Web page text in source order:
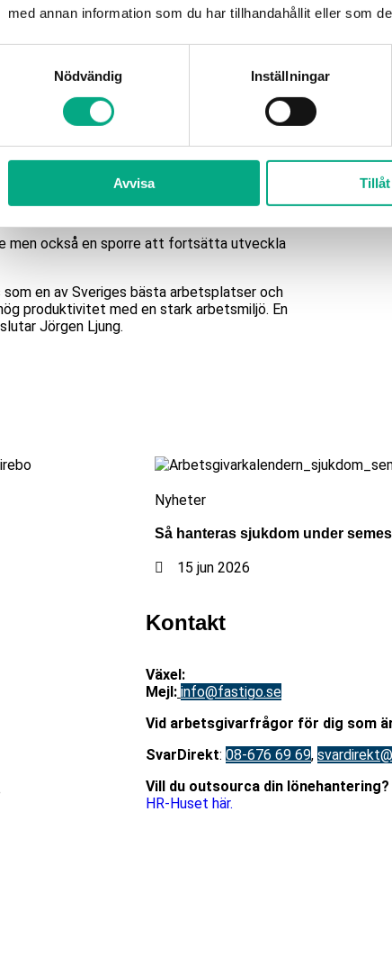
med annan information som du har tillhandahållit eller som
Nödvändig
Inställningar
Avvisa
är inte bara en väg till minskad
är också en långsiktig investering i både
Petra Venebrand.
när chefer och medarbetare tillsammans
lopp, friskvårdsaktiviteter och
Victoria
glada LKF:are,
Flygare som
men också en sporre att fortsätta utveckla
en av Sveriges bästa arbetsplatser och
produktivitet med en stark arbetsmiljö. En
Jörgen Ljung.
Nyheter
Så hanteras sjukdom under
15 jun 2026
Kontakt
Växel:
Mejl: info@fastigo.se
Vid arbetsgivarfrågor för dig som
SvarDirekt: 08-676 69 69,
Vill du outsourca din lönehantering?
HR-Huset här.